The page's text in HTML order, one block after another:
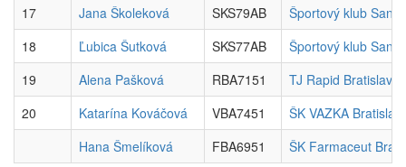
17
Jana Školeková SKS79AB
Športový klub
18
Ľubica Šutková SKS77AB
Športový klub
19
Alena Pašková RBA7151
TJ Rapid Bratislava
20
Katarína Kováčová VBA7451
ŠK VAZKA
Hana Šmelíková
FBA6951 ŠK Farmaceut